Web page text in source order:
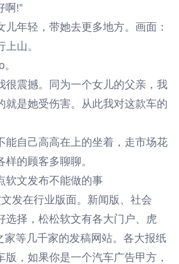
啊!”
年轻，带她去更多地方。画面：
山。
震撼。同为一个女儿的父亲，我
就是她受伤害。从此我对这款车的
自己高高在上的坐着，走市场花
的顾客多聊聊。
文发布不能做的事
在行业版面。新闻版、社会
选择，松松软文有各大门户、虎
家等几千家的发稿网站。各大报纸
版，如果你是一个汽车广告甲方，